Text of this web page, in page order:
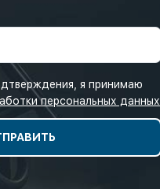
я принимаю
персональных данных